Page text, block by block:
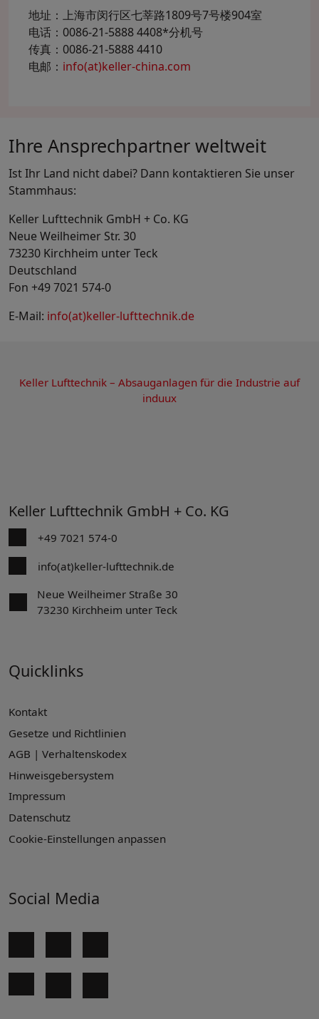
地址：上海市闵行区七莘路1809号7号楼904室
电话：0086-21-5888 4408*分机号
传真：0086-21-5888 4410
电邮： info(at)keller-china.com
Ihre Ansprechpartner weltweit
Ist Ihr Land nicht dabei? Dann kontaktieren Sie unser
Stammhaus:
Keller Lufttechnik GmbH + Co. KG
Neue Weilheimer Str. 30
73230 Kirchheim unter Teck
Deutschland
Fon +49 7021 574-0
E-Mail: info(at)keller-lufttechnik.de
Keller Lufttechnik – Absauganlagen für die Industrie auf
induux
Keller Lufttechnik GmbH + Co. KG
+49 7021 574-0
info(at)keller-lufttechnik.de
Neue Weilheimer Straße 30
73230 Kirchheim unter Teck
Quicklinks
Kontakt
Gesetze und Richtlinien
AGB | Verhaltenskodex
Hinweisgebersystem
Impressum
Datenschutz
Cookie-Einstellungen anpassen
Social Media